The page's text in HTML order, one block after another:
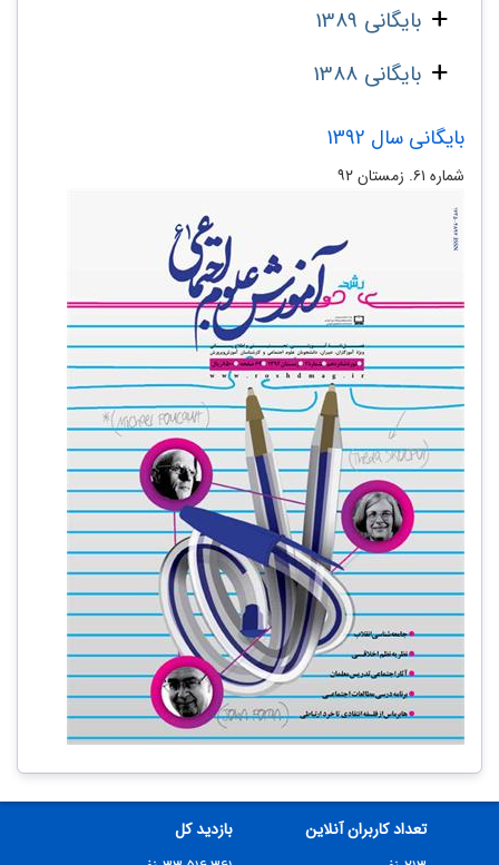
بایگانی 1389
بایگانی 1388
بایگانی سال 1392
شماره ۶۱. زمستان ۹۲
تعداد کاربران آنلاین
بازدید کل